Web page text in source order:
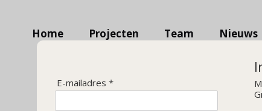
Home Projecten Team Nieuws
E-mailadres *